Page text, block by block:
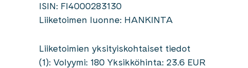
ISIN: FI4000283130
Liiketoimen luonne: HANKINTA
Liiketoimien yksityiskohtaiset tiedot
(1): Volyymi: 180 Yksikköhinta: 23.6 EUR